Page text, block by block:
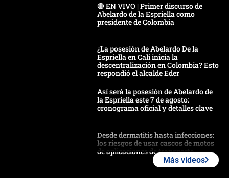
🔴 EN VIVO | Primer discurso de
Abelardo de la Espriella como
presidente de Colombia
¿La posesión de Abelardo De la
Espriella en Cali inicia la
descentralización en Colombia? Esto
respondió el alcalde Eder
Así será la posesión de Abelardo de
la Espriella este 7 de agosto:
cronograma oficial y detalles clave
Desde dermatitis hasta infecciones:
los riesgos de usar cascos de motos
de aplicaciones de transporte
Más videos